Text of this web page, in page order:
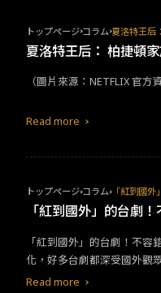
恰巧提供讓他們改變成長的
讓互相怨懟，到能鼓起勇氣
在，就像是持續為這樣的過
トップページ コラム 夏洛特王后
夏洛特王后： 柏捷頓
（圖片來源：NETFLIX 官方
Read more
トップページ コラム 「紅到國外
「紅到國外」的台劇
「紅到國外」的台劇！不容
化，好多台劇都深受國外觀
劇，甚至還打破台劇紀錄！
Read more